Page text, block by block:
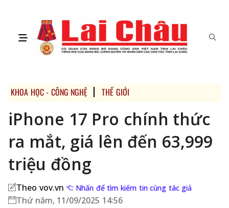
KHOA HỌC - CÔNG NGHỆ THẾ GIỚI
iPhone 17 Pro chính thức
ra mắt, giá lên đến 63,999
triệu đồng
Theo vov.vn Nhấn để tìm kiếm tin cùng tác giả
Thứ năm, 11/09/2025 14:56